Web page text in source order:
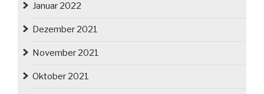
Januar 2022
Dezember 2021
November 2021
Oktober 2021